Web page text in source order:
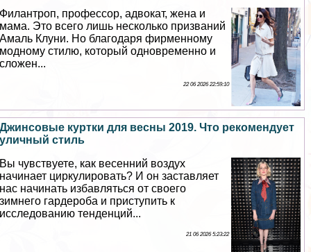
Филантроп, профессор, адвокат, жена и
мама. Это всего лишь несколько призваний
Амаль Клуни. Но благодаря фирменному
модному стилю, который одновременно и
сложен...
22 06 2026 22:59:10
Джинсовые куртки для весны 2019. Что рекомендует
уличный стиль
Вы чувствуете, как весенний воздух
начинает циркулировать? И он заставляет
нас начинать избавляться от своего
зимнего гардероба и приступить к
исследованию тенденций...
21 06 2026 5:23:22